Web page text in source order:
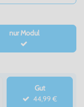
nur Modul
Gut
44,99 €